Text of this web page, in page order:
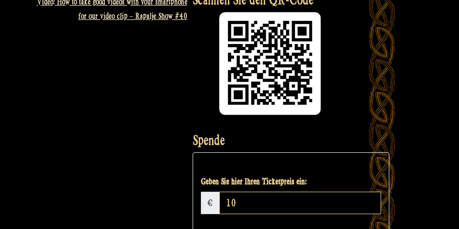
for our video clip – Rapalje Show #40
Spende
Geben Sie hier Ihren Ticketpreis ein:
€